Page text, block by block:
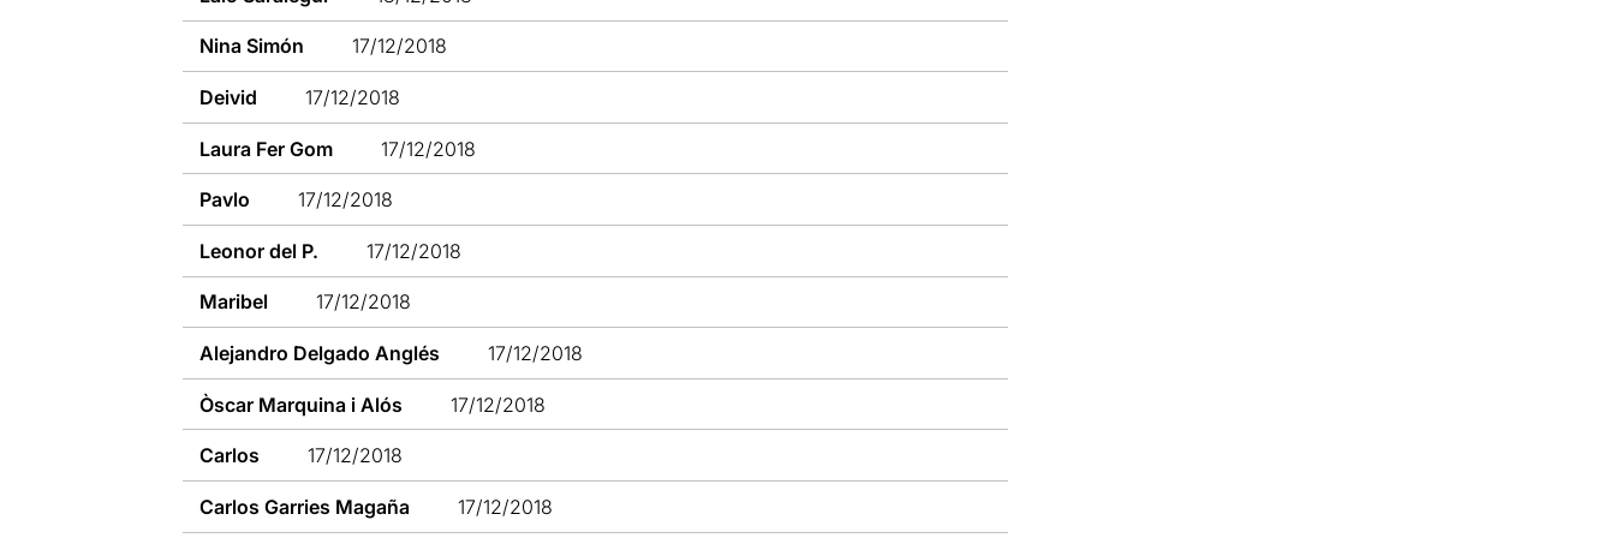
Nina Simón 17/12/2018
Deivid 17/12/2018
Laura Fer Gom 17/12/2018
Pavlo 17/12/2018
Leonor del P. 17/12/2018
Maribel 17/12/2018
Alejandro Delgado Anglés 17/12/2018
Òscar Marquina i Alós 17/12/2018
Carlos 17/12/2018
Carlos Garries Magaña 17/12/2018